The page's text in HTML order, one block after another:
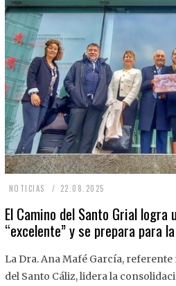
NOTICIAS 22.08.2025
.
8
El Camino del Santo Grial logra
“excelente” y se prepara para
La Dra. Ana Mafé García,
del Santo Cáliz, lidera la